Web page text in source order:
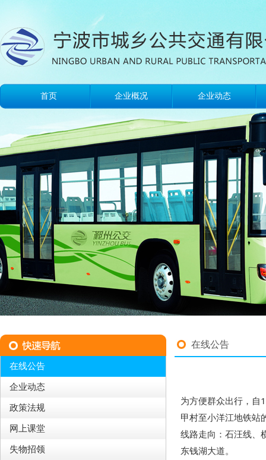
首页 企业概况 企业动态
在线公告
企业动态
政策法规
网上课堂
失物招领
在线公告
为方便群众出行，自
甲村至小洋江地铁站
线路走向：石汪线、
东钱湖大道。